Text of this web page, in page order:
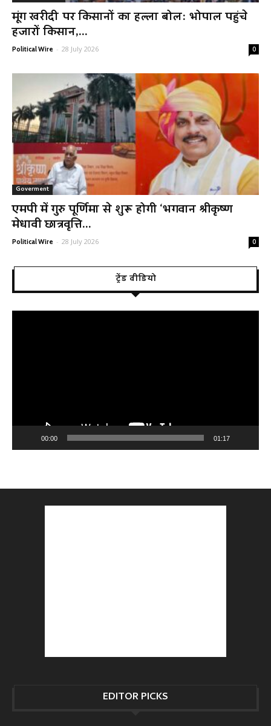
मूंग खरीदी पर किसानों का हल्ला बोल: भोपाल पहुंचे
हजारों किसान,...
Political Wire - 28 July 2026 0
Goverment
एमपी में गुरु पूर्णिमा से शुरू होगी ‘भगवान श्रीकृष्ण
मेधावी छात्रवृत्ति...
Political Wire - 28 July 2026 0
ट्रेंड वीडियो
00:00 01:17
EDITOR PICKS